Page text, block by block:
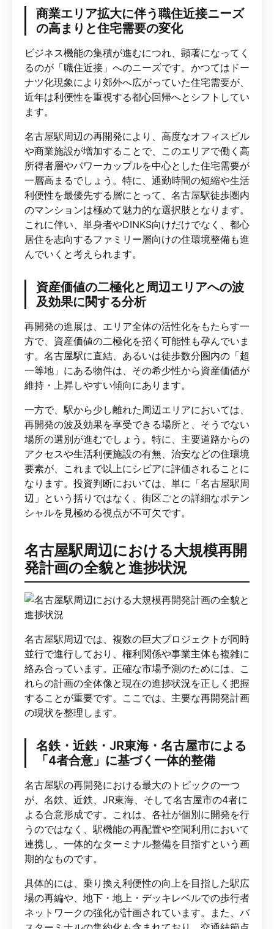
商業エリア拡大に伴う職住近接ニーズ
の高まりと住宅需要の変化
ビジネス機能の集積が進むにつれ、顕著になってく
るのが「職住近接」へのニーズです。かつてはドー
ナツ化現象により郊外へ広がっていた住宅需要が、
近年は利便性を重視する都心回帰へとシフトしてい
ます。
名古屋駅周辺の再開発により、高度なオフィスビル
や商業施設が増加することで、このエリアで働く高
所得者層やパワーカップルを中心とした住宅需要が
一層高まるでしょう。特に、通勤時間の短縮や生活
利便性を最優先する層にとって、名古屋駅徒歩圏内
のマンションは極めて魅力的な選択肢となります。
これに伴い、単身者やDINKS向けだけでなく、都心
居住を志向するファミリー層向けの住環境整備も進
んでいくと考えられます。
資産価値の二極化と周辺エリアへの波
及効果に関する分析
再開発の進展は、エリア全体の活性化をもたらす一
方で、資産価値の二極化を招く可能性も孕んでいま
す。名古屋駅に直結、あるいは徒歩数分圏内の「超
一等地」にある物件は、その希少性から資産価値が
維持・上昇しやすい傾向にあります。
一方で、駅から少し離れた周辺エリアにおいては、
再開発の波及効果を享受できる場所と、そうでない
場所の選別が進むでしょう。特に、主要道路からの
アクセスや生活利便施設の有無、治安などの住環境
要素が、これまで以上にシビアに評価されることに
なります。投資判断においては、単に「名古屋駅周
辺」という括りではなく、街区ごとの詳細なポテン
シャルを見極める視点が不可欠です。
名古屋駅周辺における大規模再開
発計画の全貌と進捗状況
名古屋駅周辺では、複数の巨大プロジェクトが同時
並行で進行しており、権利関係や事業主体も複雑に
絡み合っています。正確な市場予測のためには、こ
れらの計画の全体像と現在の進捗状況を正しく把握
することが重要です。ここでは、主要な再開発計画
の現状を整理します。
名鉄・近鉄・JR東海・名古屋市による
「4者合意」に基づく一体的整備
名古屋駅の再開発における最大のトピックの一つ
が、名鉄、近鉄、JR東海、そして名古屋市の4者に
よる合意形成です。これは、各社が個別に開発を行
うのではなく、駅機能の再配置や空間利用において
連携し、一体的なターミナル整備を目指すという画
期的なものです。
具体的には、乗り換え利便性の向上を目指した駅広
場の再編や、地下・地上・デッキレベルでの歩行者
ネットワークの強化が計画されています。また、バ